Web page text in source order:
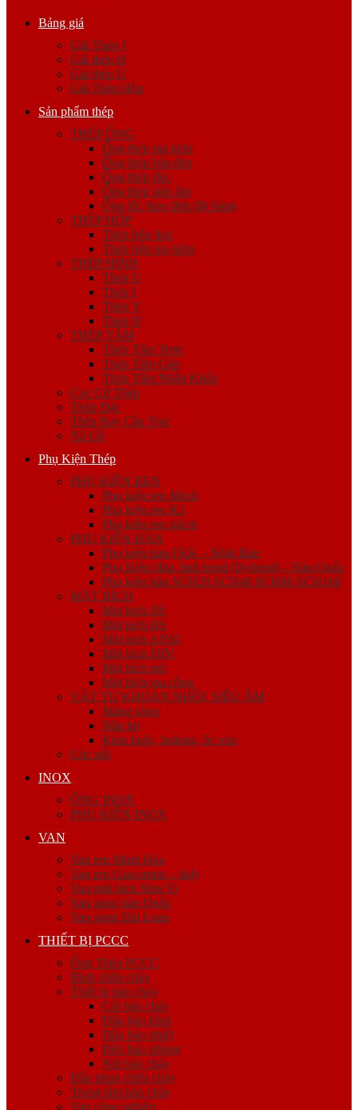
Bảng giá
Giá Thép I
Giá thép H
Giá thép U
Giá Thép Hộp
Sản phẩm thép
THÉP ỐNG
Ống thép mạ kẽm
Ống thép hàn đen
Ống thép đúc
Ống thép siêu âm
Ống lốc theo đơn đặt hàng
THÉP HỘP
Thép hộp đen
Thép hộp mạ kẽm
THÉP HÌNH
Thép U
Thép I
Thép V
Thép H
THÉP TẤM
Thép Tấm Trơn
Thép Tấm Gân
Thép Tấm Nhập Khẩu
Cọc Cừ Thép
Thép Đặc
Thép Ray Cầu Trục
Xà Gồ
Phụ Kiện Thép
PHỤ KIỆN REN
Phụ kiện ren Mech
Phụ kiện ren K1
Phụ kiện ren giá rẻ
PHỤ KIỆN HÀN
Phụ kiện hàn FKK – Nhật Bản
Phụ Kiện Hàn Jinil bend (Dybend) – Hàn Quốc
Phụ kiện hàn SCH20 SCH40 SCH80 SCH160
MẶT BÍCH
Mặt bích JIS
Mặt bích BS
Mặt bích ANSI
Mặt bích DIN
Mặt bích mù
Mặt bích gia công
VẬT TƯ KHOAN NHỒI, SIÊU ÂM
Măng sông
Nắp bịt
Kẽm buộc, bulong, ốc viss
Cóc nối
INOX
ỐNG INOX
PHỤ KIỆN INOX
VAN
Van ren Minh Hòa
Van ren Giacomini – Italy
Van mặt bích Shin Yi
Van gang hàn Quốc
Van gang Đài Loan
THIẾT BỊ PCCC
Ống Thép PCCC
Bình chữa cháy
Thiết bị báo cháy
Còi báo cháy
Đầu báo khói
Đầu báo nhiệt
Đèn báo phòng
Nút báo cháy
Đầu phun chữa cháy
Trung tâm báo cháy
Van công nghiệp